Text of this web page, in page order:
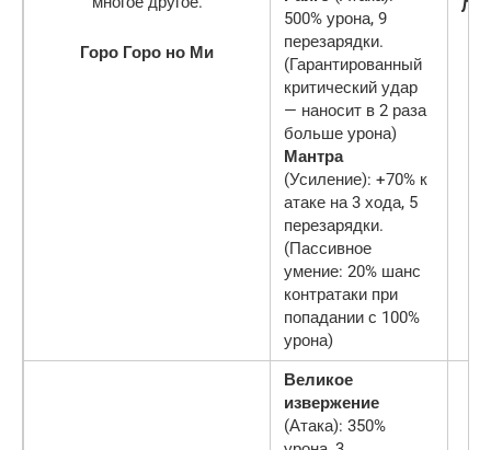
Горо Горо но Ми
500% урона, 9
перезарядки.
(Гарантированный
критический удар
— наносит в 2 раза
больше урона)
Мантра
(Усиление): +70% к
атаке на 3 хода, 5
перезарядки.
(Пассивное
умение: 20% шанс
контратаки при
попадании с 100%
урона)
Великое
извержение
(Атака): 350%